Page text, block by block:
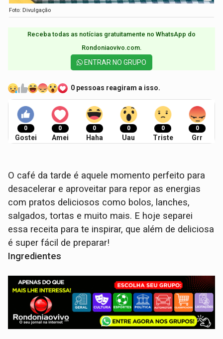
Foto: Divulgação
Receba todas as notícias gratuitamente no WhatsApp do
Rondoniaovivo.com.​
ENTRAR NO GRUPO
0 pessoas reagiram a isso.
0
Gostei
0
Amei
0
Haha
0
Uau
0
Triste
0
Grr
O café da tarde é aquele momento perfeito para
desacelerar e aproveitar para repor as energias
com pratos deliciosos como bolos, lanches,
salgados, tortas e muito mais. E hoje separei
essa receita para te inspirar, que além de deliciosa
é super fácil de preparar!
Ingredientes